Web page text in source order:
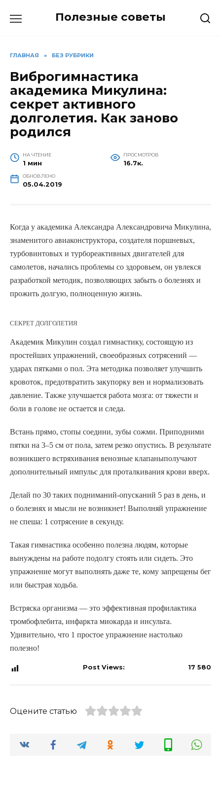
Полезные советы
ГЛАВНАЯ » БЕЗ РУБРИКИ
Виброгимнастика
академика Микулина:
секрет активного
долголетия. Как заново
родился
НА ЧТЕНИЕ
1 мин
ПРОСМОТРОВ
16.7к.
ОБНОВЛЕНО
05.04.2019
Когда у академика Александра Александровича Микулина,
знаменитого авиаконструктора, создателя поршневых,
турбовинтовых и турбореактивных двигателей для
самолетов, начались проблемы со здоровьем, он увлекся
разработкой методик, позволяющих забыть о болезнях и
прожить долгую, полноценную жизнь.
СЕКРЕТ ДОЛГОЛЕТИЯ
Академик Микулин создал гимнастику, состоящую из
простейших упражнений, своеобразных сотрясений —
ударах пятками о пол. Эта методика позволяет улучшить
кровоток, предотвратить закупорку вен и нормализовать
давление. Также улучшается работа мозга: от тяжести и
боли в голове не остается и следа.
Встань прямо, стопы соедини, зубы сожми. Приподними
пятки на 3–5 см от пола, затем резко опустись. В результате
возникшего встряхивания венозные клапаныполучают
дополнительный импульс для проталкивания крови вверх.
Делай по 30 таких подниманий-опусканий 5 раз в день, и
о болезнях и мысли не возникнет! Выполняй упражнение
не спеша: 1 сотрясение в секунду.
Такая гимнастика особенно полезна людям, которые
вынуждены на работе подолгу стоять или сидеть. Это
упражнение могут выполнять даже те, кому запрещены бег
или быстрая ходьба.
Встряска организма — это эффективная профилактика
тромбофлебита, инфаркта миокарда и инсульта.
Удивительно, что 1 простое упражнение настолько
полезно!
Post Views: 17 580
Оцените статью